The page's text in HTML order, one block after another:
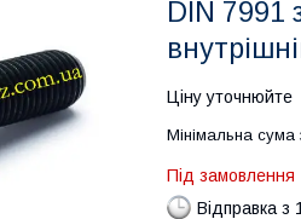
DIN 7991
Ціну уточнюйте
Мінімальна
Під замовлення
Відправка з